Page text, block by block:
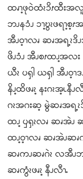
ထၧၫ့ဖုဝဲထံၩၥိၭထီးအလူ
ဘၪနၥံၪ ၥၫ့ဎွၩဖရၫ့စ့ၭ
အီၪဝ့ၫလၧ ဆၧအရ့ၩဒိၪ
ဖိၪၥံၪ အီၪစၭထၪ့အလး
ယီၩ ပၡါ ယၡါ အီၪဝ့ၫ
နိၪ့ထိဖၧၩ့ နးဂၩအ့ၬနီ
ဂၩအဂးဆ့ မွဲဆၧအရ့ၩ
ထၪ့ ၦၡၩလၧ ဆၧအဲၪ ဆ
ထၪ့ဝ့ၫလၧ ဆၧအဲၪဆၧကွံၩ
ဆၧကၪဆၧဂဲၩ လအီၪ
ဆၧကွံၩဖၧၩ့ နီၪလီၫႉ